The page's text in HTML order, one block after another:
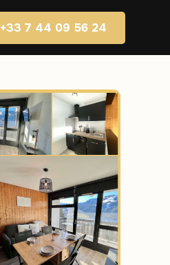
+33 7 44 09 56 24